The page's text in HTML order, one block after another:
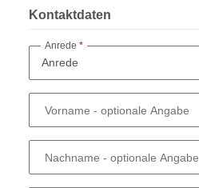
Kontaktdaten
Anrede
Vorname - optionale Angabe
Nachname - optionale Angabe